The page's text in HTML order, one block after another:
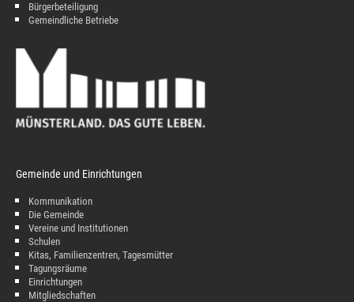
Bürgerbeteiligung
Gemeindliche Betriebe
Gemeinde und Einrichtungen
Kommunikation
Die Gemeinde
Vereine und Institutionen
Schulen
Kitas, Familienzentren, Tagesmütter
Tagungsräume
Einrichtungen
Mitgliedschaften